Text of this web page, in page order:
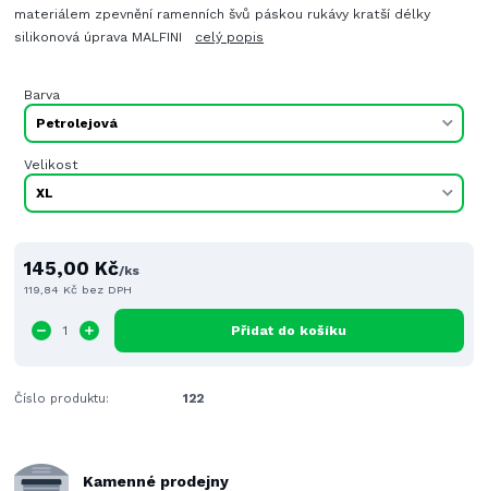
materiálem zpevnění ramenních švů páskou rukávy kratší délky
silikonová úprava MALFINI celý popis
Barva
Velikost
145,00 Kč/ks
119,84 Kč bez DPH
Přidat do košíku
Číslo produktu: 122
Kamenné prodejny